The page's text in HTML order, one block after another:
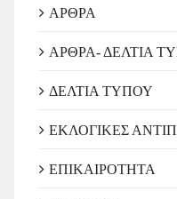
ΑΡΘΡΑ
ΑΡΘΡΑ- ΔΕΛΤΙΑ
ΔΕΛΤΙΑ ΤΥΠΟΥ
ΕΚΛΟΓΙΚΕΣ
ΕΠΙΚΑΙΡΟΤΗΤΑ